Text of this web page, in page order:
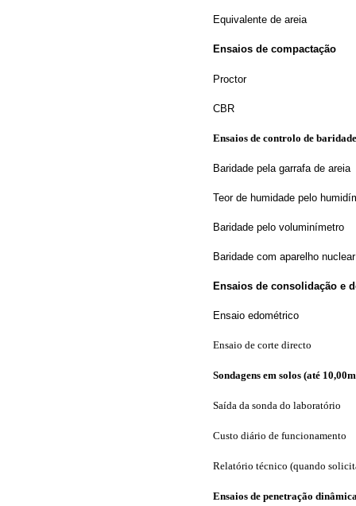
Equivalente de areia
Ensaios de compactação
Proctor
CBR
Ensaios de controlo de
Baridade pela garrafa de areia
Teor de humidade pelo
Baridade pelo voluminímetro
Baridade com aparelho
Ensaios de consolidação e
Ensaio edométrico
Ensaio de corte directo
Sondagens em solos (até
Saída da sonda do laboratório
Custo diário de funcionamento
Relatório técnico (quando
Ensaios de penetração